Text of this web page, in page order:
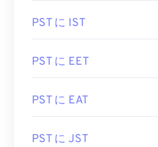
PST に IST
PST に EET
PST に EAT
PST に JST